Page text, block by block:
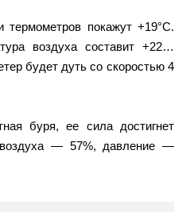
покажут +19°C.
воздуха составит +22…
будет дуть со скоростью 4
буря, ее сила достигнет
— 57%, давление —